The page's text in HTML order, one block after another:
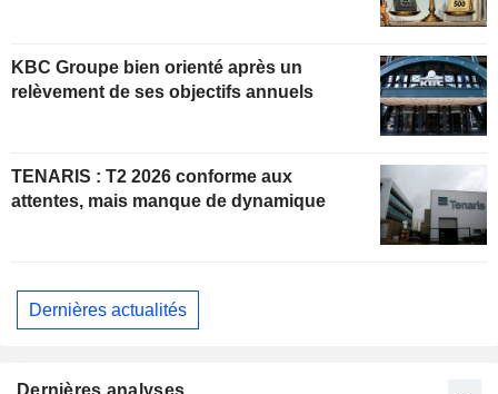
KBC Groupe bien orienté après un
relèvement de ses objectifs annuels
TENARIS : T2 2026 conforme aux
attentes, mais manque de dynamique
Dernières actualités